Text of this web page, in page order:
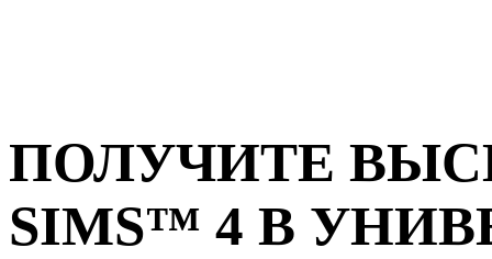
ПОЛУЧИТЕ
SIMS™ 4 В